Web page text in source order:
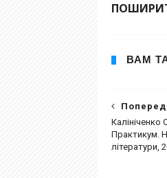
ВАМ
Калініченко
Практикум.
літератури,